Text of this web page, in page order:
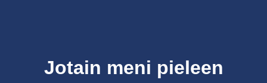
Jotain meni pieleen